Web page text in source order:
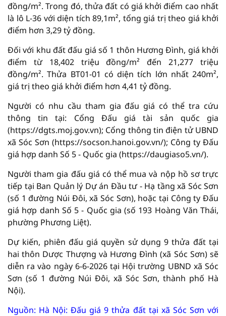
đồng/m². Trong đó, thửa đất có giá khởi điểm cao nhất
là lô L-36 với diện tích 89,1m², tổng giá trị theo giá khởi
điểm hơn 3,29 tỷ đồng.
Đối với khu đất đấu giá số 1 thôn Hương Đình, giá khởi
điểm từ 18,402 triệu đồng/m² đến 21,277 triệu
đồng/m². Thửa BT01-01 có diện tích lớn nhất 240m²,
giá trị theo giá khởi điểm hơn 4,41 tỷ đồng.
Người có nhu cầu tham gia đấu giá có thể tra cứu
thông tin tại: Cổng Đấu giá tài sản quốc gia
(https://dgts.moj.gov.vn); Cổng thông tin điện tử UBND
xã Sóc Sơn (https://socson.hanoi.gov.vn/); Công ty Đấu
giá hợp danh Số 5 - Quốc gia (https://daugiaso5.vn/).
Người tham gia đấu giá có thể mua và nộp hồ sơ trực
tiếp tại Ban Quản lý Dự án Đầu tư - Hạ tầng xã Sóc Sơn
(số 1 đường Núi Đôi, xã Sóc Sơn), hoặc tại Công ty Đấu
giá hợp danh Số 5 - Quốc gia (số 193 Hoàng Văn Thái,
phường Phương Liệt).
Dự kiến, phiên đấu giá quyền sử dụng 9 thửa đất tại
hai thôn Dược Thượng và Hương Đình (xã Sóc Sơn) sẽ
diễn ra vào ngày 6-6-2026 tại Hội trường UBND xã Sóc
Sơn (số 1 đường Núi Đôi, xã Sóc Sơn, thành phố Hà
Nội).
Nguồn: Hà Nội: Đấu giá 9 thửa đất tại xã Sóc Sơn với